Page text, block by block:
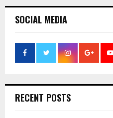
SOCIAL MEDIA
RECENT POSTS